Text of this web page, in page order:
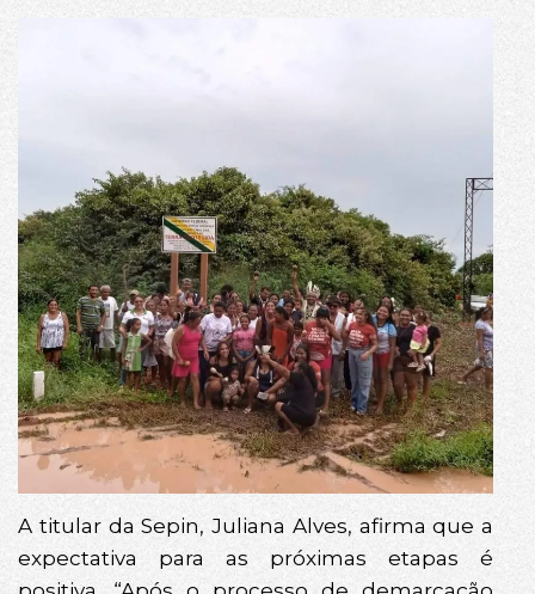
A titular da Sepin, Juliana Alves, afirma que a
expectativa para as próximas etapas é